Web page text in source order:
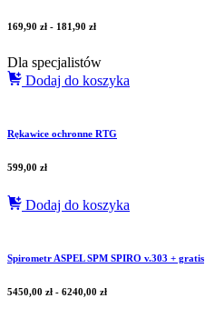
169,90 zł - 181,90 zł
Dla specjalistów
Dodaj do koszyka
Rękawice ochronne RTG
599,00 zł
Dodaj do koszyka
Spirometr ASPEL SPM SPIRO v.303 + gratis
5450,00 zł - 6240,00 zł